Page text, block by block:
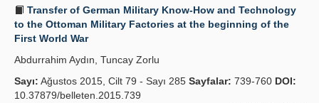
Transfer of German Military Know-How and Technology
to the Ottoman Military Factories at the beginning of the
First World War
Abdurrahim Aydın, Tuncay Zorlu
Sayı: Ağustos 2015, Cilt 79 - Sayı 285 Sayfalar: 739-760 DOI:
10.37879/belleten.2015.739